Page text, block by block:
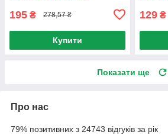
195 ₴ 278,57 ₴
Купити
129 ₴
Показати ще
Про нас
79% позитивних з 24743 відгуків за рік